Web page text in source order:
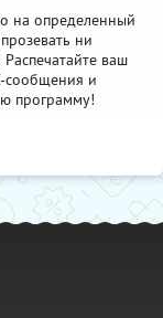
на определенный
ни
ваш
сообщения и
программу!